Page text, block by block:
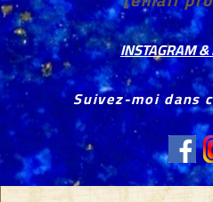
INSTAGRAM &
Suivez-moi dans